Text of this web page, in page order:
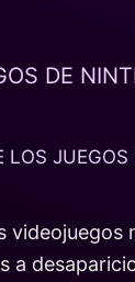
DE
LOS JUEGOS
a